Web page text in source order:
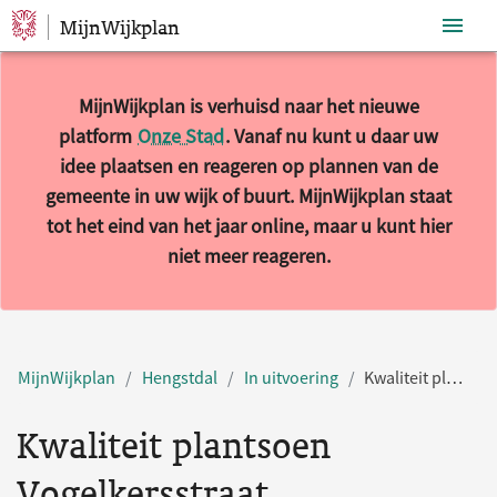
Sla navigatie over
MijnWijkplan
MijnWijkplan is verhuisd naar het nieuwe
platform Onze Stad. Vanaf nu kunt u daar uw
idee plaatsen en reageren op plannen van de
gemeente in uw wijk of buurt. MijnWijkplan staat
tot het eind van het jaar online, maar u kunt hier
niet meer reageren.
MijnWijkplan Hengstdal In uitvoering Kwaliteit plantsoen Vogelkersstraat
Kwaliteit plantsoen